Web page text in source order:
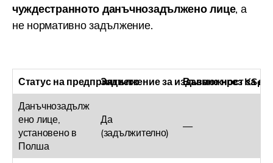
чуждестранното данъчнозадължено лице, а
не нормативно задължение.
Статус на предприятиетоЗадължение за издаване чрез KSeF
Възможност за
Данъчнозадълж
ено лице,
установено в
Полша
Да
(задължително)
—